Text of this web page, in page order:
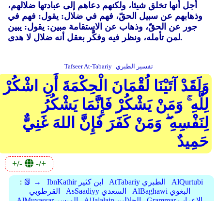
أجل أنها تخلق شيئا، ولكنهم دعاهم إلى عبادتها ضلالهم،
وذهابهم عن سبيل الحقّ، فهم في ضلال: يقول: فهم في
جور عن الحقّ، وذهاب عن الاستقامة مبين: يقول: يبين
لمن تأمله، ونظر فيه وفكَّر بعقل أنه ضلال لا هدى.
Tafseer At-Tabariy تفسير الطبري
وَلَقَدْ آتَيْنَا لُقْمَانَ الْحِكْمَةَ أَنِ اشْكُرْ
لِلَّهِ ۚ وَمَنْ يَشْكُرْ فَإِنَّمَا يَشْكُرُ
لِنَفْسِهِ ۖ وَمَنْ كَفَرَ فَإِنَّ اللهَ غَنِيٌّ
حَمِيدٌ
+/- -/+
: 📗 → IbnKathir ابن كثير AtTabariy الطبري
AlQurtubi
القرطوبي
AsSaadiyy السعدي
AlBaghawi البغوي